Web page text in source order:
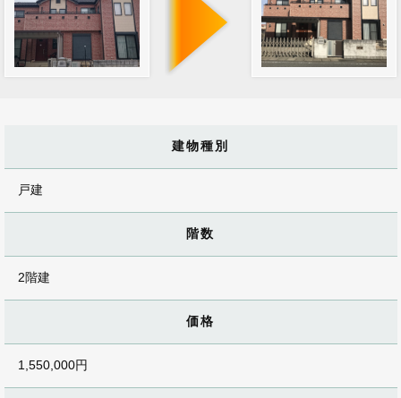
建物種別
戸建
階数
2階建
価格
1,550,000円